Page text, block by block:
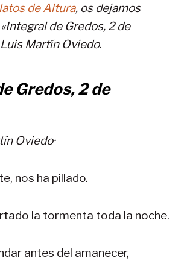
de Altura, os dejamos
Integral de Gredos, 2 de
Luis Martín Oviedo.
Gredos, 2 de
Oviedo·
nos ha pillado.
la tormenta toda la noche.
antes del amanecer,